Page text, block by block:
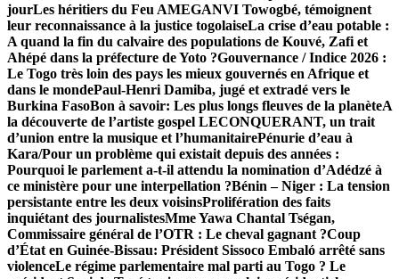
jourLes héritiers du Feu AMEGANVI Towogbé, témoignent
leur reconnaissance à la justice togolaiseLa crise d’eau potable :
A quand la fin du calvaire des populations de Kouvé, Zafi et
Ahépé dans la préfecture de Yoto ?Gouvernance / Indice 2026 :
Le Togo très loin des pays les mieux gouvernés en Afrique et
dans le mondePaul-Henri Damiba, jugé et extradé vers le
Burkina FasoBon à savoir: Les plus longs fleuves de la planèteA
la découverte de l’artiste gospel LECONQUERANT, un trait
d’union entre la musique et l’humanitairePénurie d’eau à
Kara/Pour un problème qui existait depuis des années :
Pourquoi le parlement a-t-il attendu la nomination d’Adédzé à
ce ministère pour une interpellation ?Bénin – Niger : La tension
persistante entre les deux voisinsProlifération des faits
inquiétant des journalistesMme Yawa Chantal Tségan,
Commissaire général de l’OTR : Le cheval gagnant ?Coup
d’État en Guinée-Bissau: Président Sissoco Embaló arrêté sans
violenceLe régime parlementaire mal parti au Togo ? Le